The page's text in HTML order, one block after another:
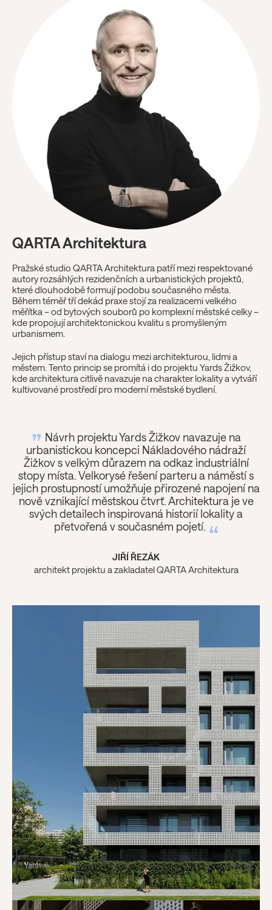
QARTA Architektura
Pražské studio QARTA Architektura patří mezi respektované
autory rozsáhlých rezidenčních a urbanistických projektů,
které dlouhodobě formují podobu současného města.
Během téměř tří dekád praxe stojí za realizacemi velkého
měřítka – od bytových souborů po komplexní městské celky –
kde propojují architektonickou kvalitu s promyšleným
urbanismem.
Jejich přístup staví na dialogu mezi architekturou, lidmi a
městem. Tento princip se promítá i do projektu Yards Žižkov,
kde architektura citlivě navazuje na charakter lokality a vytváří
kultivované prostředí pro moderní městské bydlení.
Návrh projektu Yards Žižkov navazuje na
urbanistickou koncepci Nákladového nádraží
Žižkov s velkým důrazem na odkaz industriální
stopy místa. Velkorysé řešení parteru a náměstí s
jejich prostupností umožňuje přirozené napojení na
nově vznikající městskou čtvrť. Architektura je ve
svých detailech inspirovaná historií lokality a
přetvořená v současném pojetí.
JIŘÍ ŘEZÁK
architekt projektu a zakladatel QARTA Architektura